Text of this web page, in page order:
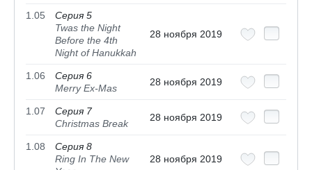
1.05
Серия 5
Twas the Night
Before the 4th
Night of Hanukkah
28 ноября 2019
1.06
Серия 6
Merry Ex-Mas
28 ноября 2019
1.07
Серия 7
Christmas Break
28 ноября 2019
1.08
Серия 8
Ring In The New
28 ноября 2019